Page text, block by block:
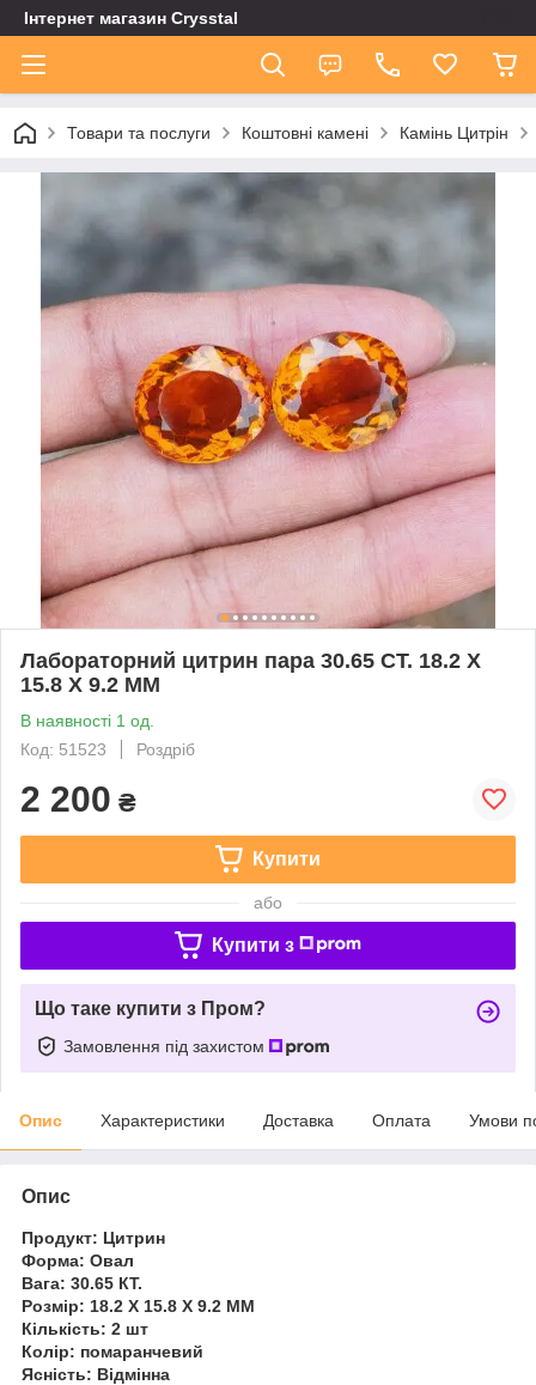
Інтернет магазин Сrysstal
Товари та послуги Коштовні камені Камінь Цитрін
Лабораторний цитрин пара 30.65 CT. 18.2 X
15.8 X 9.2 ММ
В наявності 1 од.
Код: 51523
Роздріб
2 200 ₴
Купити
або
Купити з
Що таке купити з Пром?
Замовлення під захистом
Опис Характеристики Доставка Оплата Умови
Опис
Продукт: Цитрин
Форма: Овал
Вага: 30.65 КТ.
Розмір: 18.2 X 15.8 X 9.2 ММ
Кількість: 2 шт
Колір: помаранчевий
Ясність: Відмінна